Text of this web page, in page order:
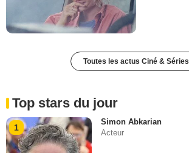
Toutes les actus Ciné & Séries
Top stars du jour
1
Simon Abkarian
Acteur